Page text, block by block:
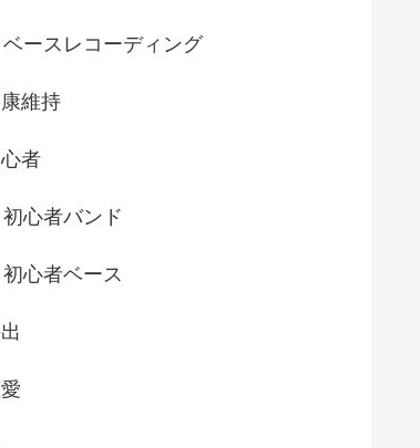
ベースレコーディング
維持
者
初心者バンド
初心者ベース